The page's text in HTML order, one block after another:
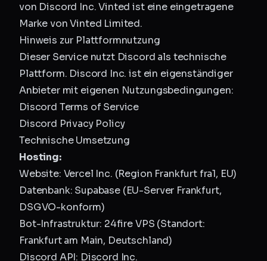
von Discord Inc. Vinted ist eine eingetragene
Marke von Vinted Limited.
Hinweis zur Plattformnutzung
Dieser Service nutzt Discord als technische
Plattform. Discord Inc. ist ein eigenständiger
Anbieter mit eigenen Nutzungsbedingungen:
Discord Terms of Service
Discord Privacy Policy
Technische Umsetzung
Hosting:
Website: Vercel Inc. (Region Frankfurt fra1, EU)
Datenbank: Supabase (EU-Server Frankfurt,
DSGVO-konform)
Bot-Infrastruktur: 24fire VPS (Standort:
Frankfurt am Main, Deutschland)
Discord API: Discord Inc.